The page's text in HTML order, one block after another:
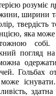
розуміє
ширини
твердість
яка може
погляд на
Гольбах
здатна